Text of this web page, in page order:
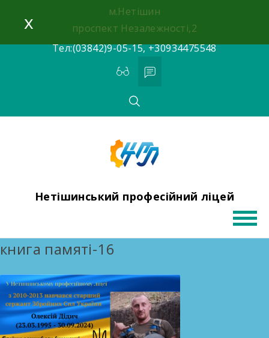
content
м.Нетішин
проспект Незалежності,2
Тел:(03842)9-05-15, +30934475548
Нетішинський професійний ліцей
книга памяті-16
x